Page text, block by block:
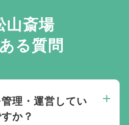
り、原則として利用できませ
対応となる場合があります。
通常と異なるため、事前確認
山斎場
る質問
理・運営してい
か？